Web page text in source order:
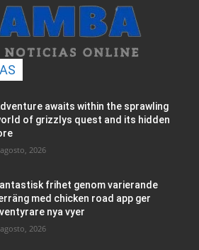
awaits within the sprawling
of grizzlys quest and its hidden
2026
frihet genom varierande
med chicken road app ger
nya vyer
2026